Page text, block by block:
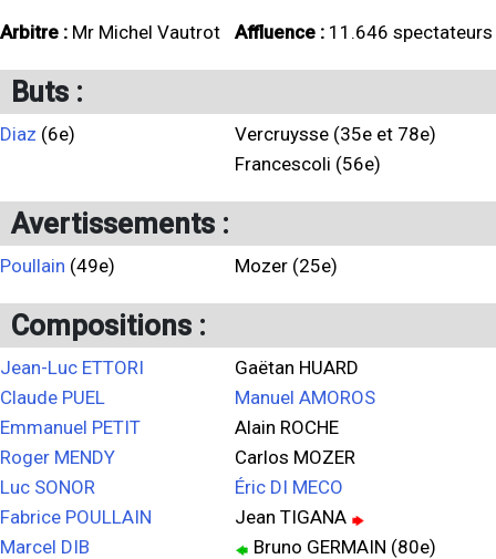
Arbitre : Mr Michel Vautrot Affluence : 11.646 spectateurs
Buts :
Diaz (6e)
Vercruysse (35e et 78e)
Francescoli (56e)
Avertissements :
Poullain (49e) Mozer (25e)
Compositions :
Jean-Luc ETTORI
Claude PUEL
Emmanuel PETIT
Roger MENDY
Luc SONOR
Fabrice POULLAIN
Marcel DIB
Gaëtan HUARD
Manuel AMOROS
Alain ROCHE
Carlos MOZER
Éric DI MECO
Jean TIGANA
Bruno GERMAIN (80e)